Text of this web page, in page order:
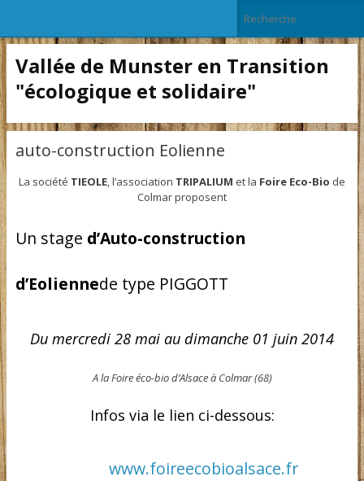
Vallée de Munster en Transition
"écologique et solidaire"
auto-construction Eolienne
La société TIEOLE, l’association TRIPALIUM et la Foire Eco-Bio de
Colmar proposent
Un stage d’Auto-construction
d’Eoliennede type PIGGOTT
Du mercredi 28 mai au dimanche 01 juin 2014
A la Foire éco-bio d’Alsace à Colmar (68)
Infos via le lien ci-dessous:
www.foireecobioalsace.fr